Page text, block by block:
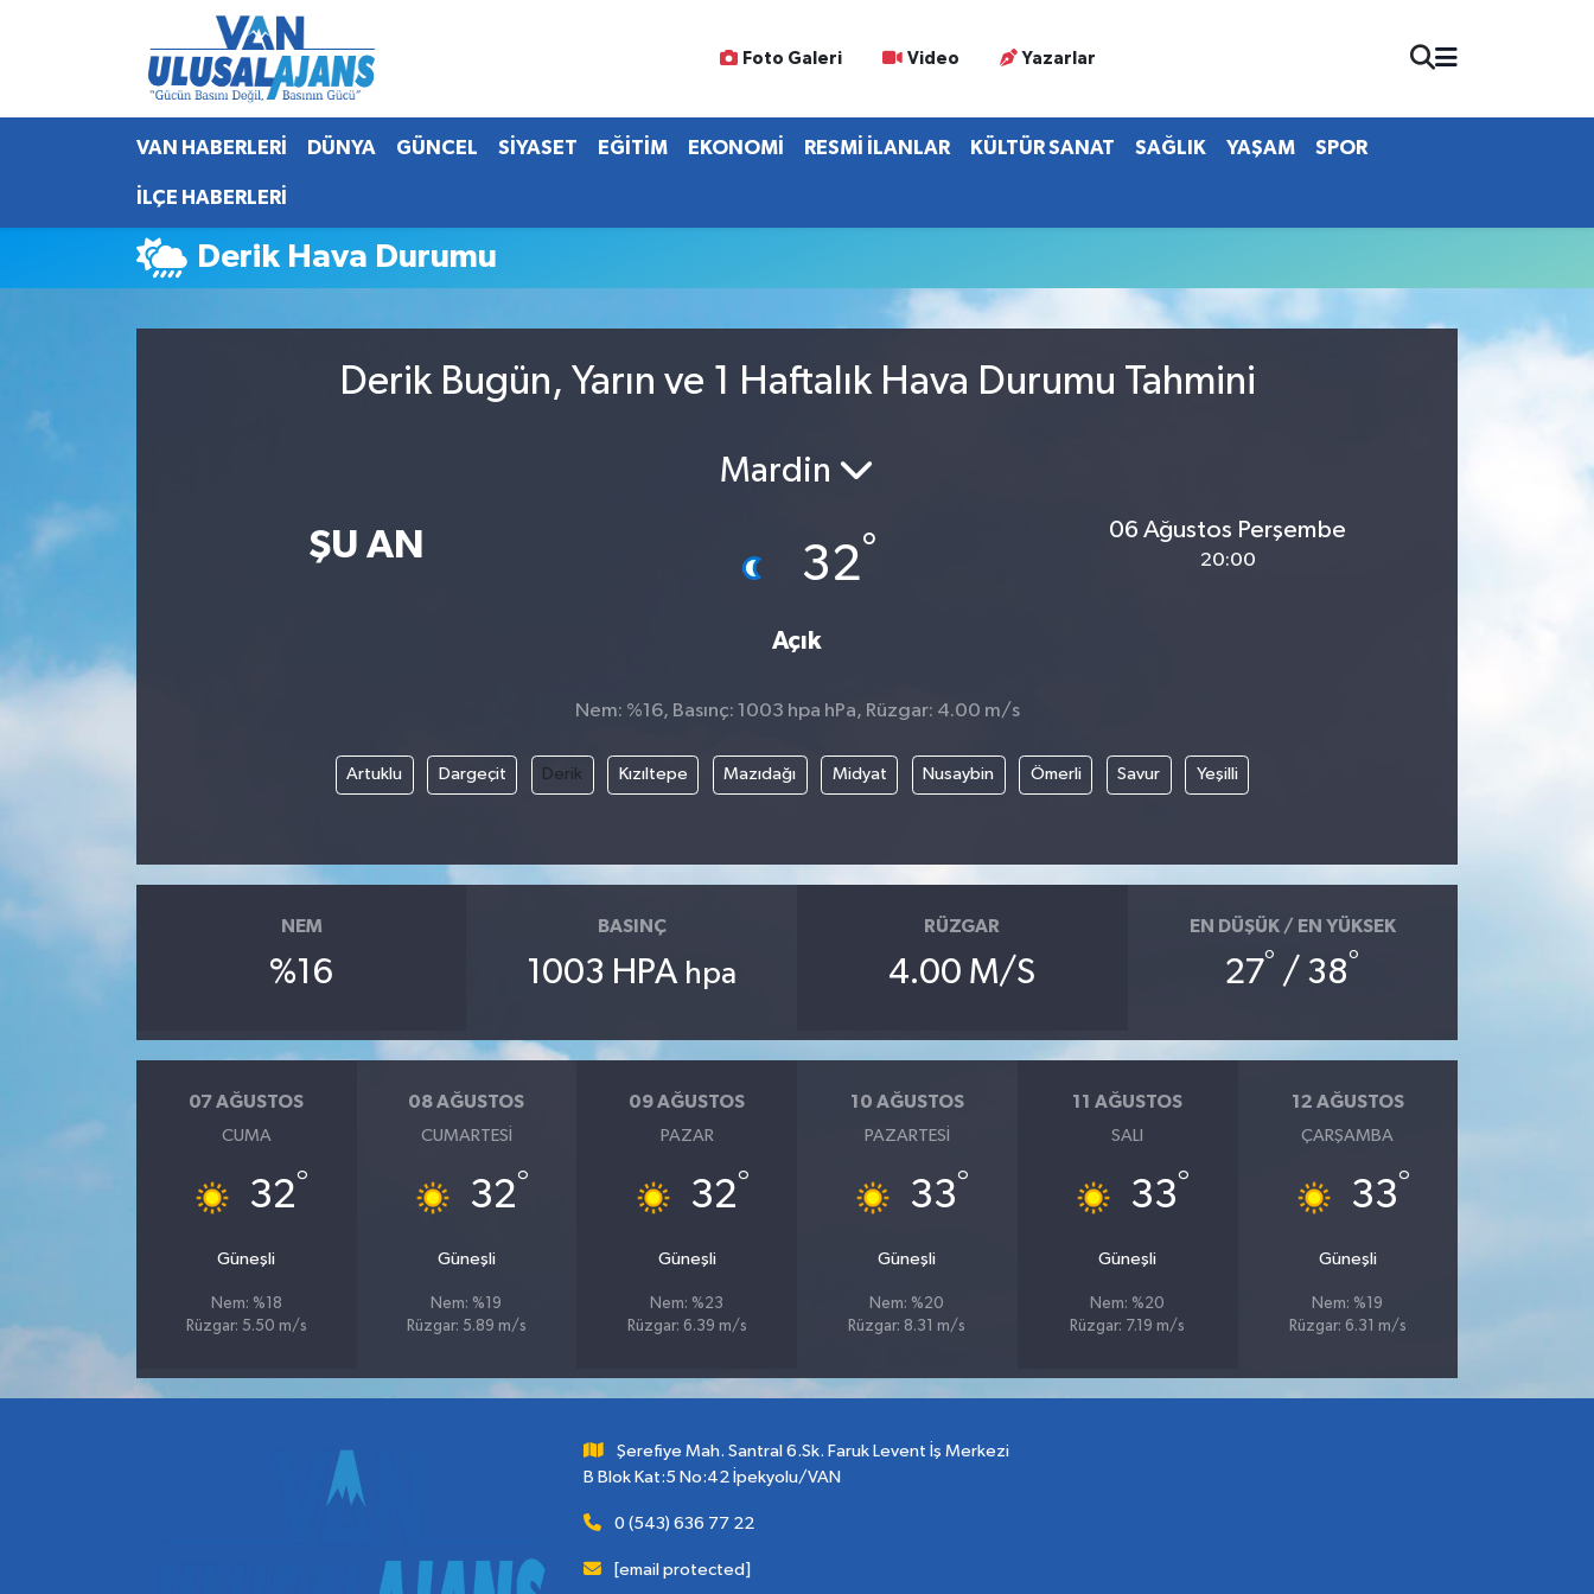
Foto Galeri Video Yazarlar
VAN HABERLERİ DÜNYA GÜNCEL SİYASET EĞİTİM EKONOMİ RESMİ İLANLAR KÜLTÜR SANAT SAĞLIK YAŞAM SPOR
İLÇE HABERLERİ
Derik Hava Durumu
Derik Bugün, Yarın ve 1 Haftalık Hava Durumu Tahmini
ŞU AN
Mardin
32°
Açık
06 Ağustos Perşembe
20:00
Nem: %16, Basınç: 1003 hpa hPa, Rüzgar: 4.00 m/s
Artuklu Dargeçit Derik Kızıltepe Mazıdağı Midyat Nusaybin Ömerli Savur Yeşilli
NEM
%16
BASINÇ
1003 HPA hpa
RÜZGAR
4.00 M/S
EN DÜŞÜK / EN YÜKSEK
27° / 38°
07 AĞUSTOS
CUMA
32°
Güneşli
Nem: %18
Rüzgar: 5.50 m/s
08 AĞUSTOS
CUMARTESI
32°
Güneşli
Nem: %19
Rüzgar: 5.89 m/s
09 AĞUSTOS
PAZAR
32°
Güneşli
Nem: %23
Rüzgar: 6.39 m/s
10 AĞUSTOS
PAZARTESI
33°
Güneşli
Nem: %20
Rüzgar: 8.31 m/s
11 AĞUSTOS
SALI
33°
Güneşli
Nem: %20
Rüzgar: 7.19 m/s
12 AĞUSTOS
ÇARŞAMBA
33°
Güneşli
Nem: %19
Rüzgar: 6.31 m/s
Şerefiye Mah. Santral 6.Sk. Faruk Levent İş Merkezi
B Blok Kat:5 No:42 İpekyolu/VAN
0 (543) 636 77 22
[email protected]
Van Nöbetçi Eczaneler
Van Hava Durumu
Van Namaz Vakitleri
Van Trafik Yoğunluk Haritası
Süper Lig Puan Durumu ve Fikstür
Haber Arşivi